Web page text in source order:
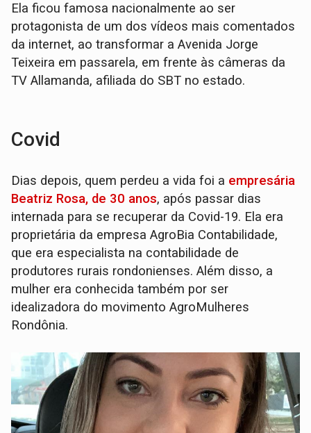
Ela ficou famosa nacionalmente ao ser
protagonista de um dos vídeos mais comentados
da internet, ao transformar a Avenida Jorge
Teixeira em passarela, em frente às câmeras da
TV Allamanda, afiliada do SBT no estado.
Covid
Dias depois, quem perdeu a vida foi a empresária
Beatriz Rosa, de 30 anos, após passar dias
internada para se recuperar da Covid-19. Ela era
proprietária da empresa AgroBia Contabilidade,
que era especialista na contabilidade de
produtores rurais rondonienses. Além disso, a
mulher era conhecida também por ser
idealizadora do movimento AgroMulheres
Rondônia.